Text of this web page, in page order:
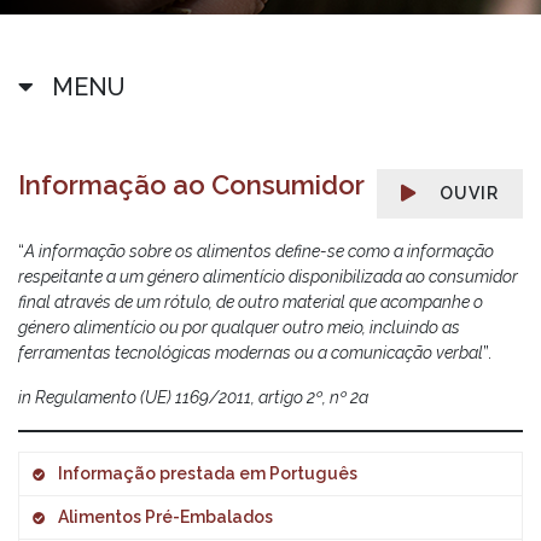
MENU
OUVIR
Informação ao Consumidor
“A informação sobre os alimentos define-se como a informação
respeitante a um género alimentício disponibilizada ao consumidor
final através de um rótulo, de outro material que acompanhe o
género alimentício ou por qualquer outro meio, incluindo as
ferramentas tecnológicas modernas ou a comunicação verbal”.
in Regulamento (UE) 1169/2011, artigo 2º, nº 2a
Informação prestada em Português
Alimentos Pré-Embalados